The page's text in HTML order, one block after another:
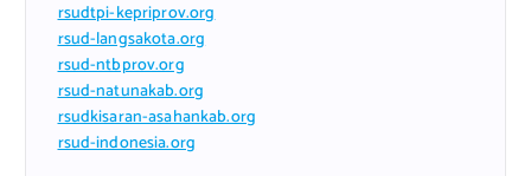
rsudtpi-kepriprov.org
rsud-langsakota.org
rsud-ntbprov.org
rsud-natunakab.org
rsudkisaran-asahankab.org
rsud-indonesia.org